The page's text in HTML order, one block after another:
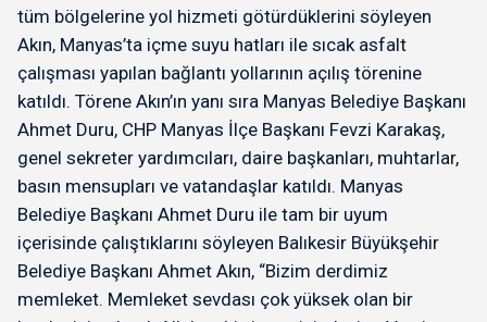
tüm bölgelerine yol hizmeti götürdüklerini söyleyen
Akın, Manyas’ta içme suyu hatları ile sıcak asfalt
çalışması yapılan bağlantı yollarının açılış törenine
katıldı. Törene Akın’ın yanı sıra Manyas Belediye Başkanı
Ahmet Duru, CHP Manyas İlçe Başkanı Fevzi Karakaş,
genel sekreter yardımcıları, daire başkanları, muhtarlar,
basın mensupları ve vatandaşlar katıldı. Manyas
Belediye Başkanı Ahmet Duru ile tam bir uyum
içerisinde çalıştıklarını söyleyen Balıkesir Büyükşehir
Belediye Başkanı Ahmet Akın, “Bizim derdimiz
memleket. Memleket sevdası çok yüksek olan bir